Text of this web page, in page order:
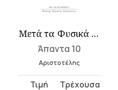
Μετά τα Φυσικά 1 (Α-Δ)
Άπαντα 10
Αριστοτέλης
Original